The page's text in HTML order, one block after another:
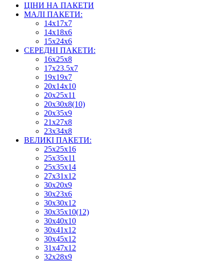
ЦІНИ НА ПАКЕТИ
МАЛІ ПАКЕТИ:
14х17х7
14х18х6
15х24х6
СЕРЕДНІ ПАКЕТИ:
16х25х8
17х23.5х7
19х19х7
20х14х10
20х25х11
20х30х8(10)
20х35х9
21х27х8
23х34х8
ВЕЛИКІ ПАКЕТИ:
25х25х16
25х35х11
25х35х14
27х31х12
30х20х9
30х23х6
30х30х12
30х35х10(12)
30х40х10
30х41х12
30х45х12
31х47х12
32х28х9